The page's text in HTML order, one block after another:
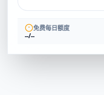
免费每日额度
--/--